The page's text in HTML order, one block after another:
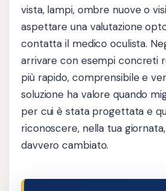
vista, lampi, ombre nuove o
aspettare una valutazione
contatta il medico oculista.
arrivare con esempi concreti
più rapido, comprensibile e
soluzione ha valore quando
per cui è stata progettata e
riconoscere, nella tua
davvero cambiato.